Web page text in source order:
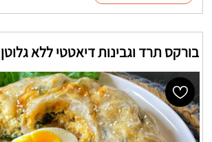
בורקס תרד וגבינות דיאטטי ללא גלוטן